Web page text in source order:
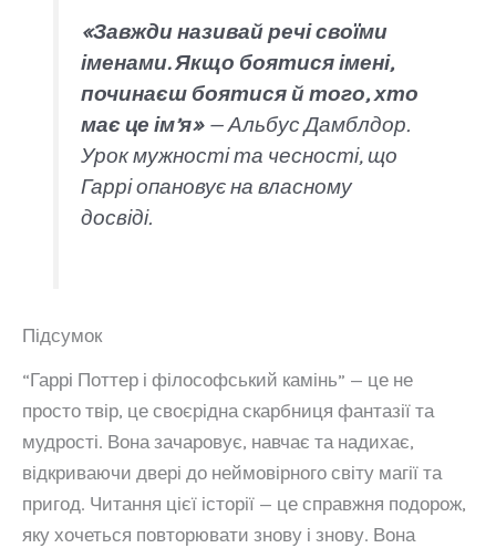
«Завжди називай речі своїми
іменами. Якщо боятися імені,
починаєш боятися й того, хто
має це ім’я»— Альбус Дамблдор.
Урок мужності та чесності, що
Гаррі опановує на власному
досвіді.
Підсумок
“Гаррі Поттер і філософський камінь” — це не
просто твір, це своєрідна скарбниця фантазії та
мудрості. Вона зачаровує, навчає та надихає,
відкриваючи двері до неймовірного світу магії та
пригод. Читання цієї історії — це справжня подорож,
яку хочеться повторювати знову і знову. Вона